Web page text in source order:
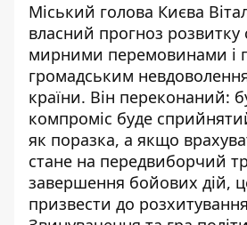
Міський голова Києва
власний прогноз розвитку
мирними перемовинами і
громадським
країни. Він переконаний:
компроміс буде
як поразка, а якщо
стане на передвиборчий
завершення бойових дій,
призвести до